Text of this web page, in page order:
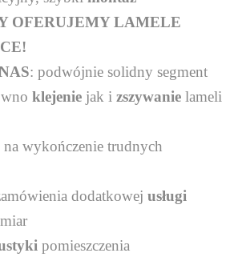
OFERUJEMY LAMELE
: podwójnie solidny segment
klejenie jak i zszywanie lameli
na wykończenie trudnych
dodatkowej usługi
pomieszczenia